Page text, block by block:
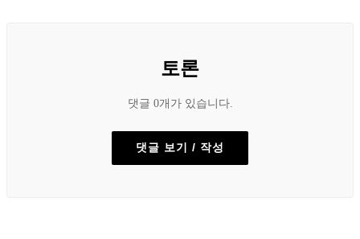
토론
댓글 0개가 있습니다.
댓글 보기 / 작성